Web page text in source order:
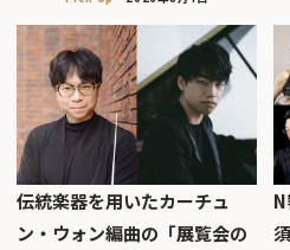
伝統楽器を用いたカーチュ
ン・ウォン編曲の「展覧会の